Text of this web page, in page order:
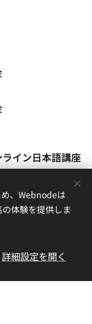
イン日本語講座
助金
費補助金制度
、Webnodeは
体験を提供しま
詳細設定を開く